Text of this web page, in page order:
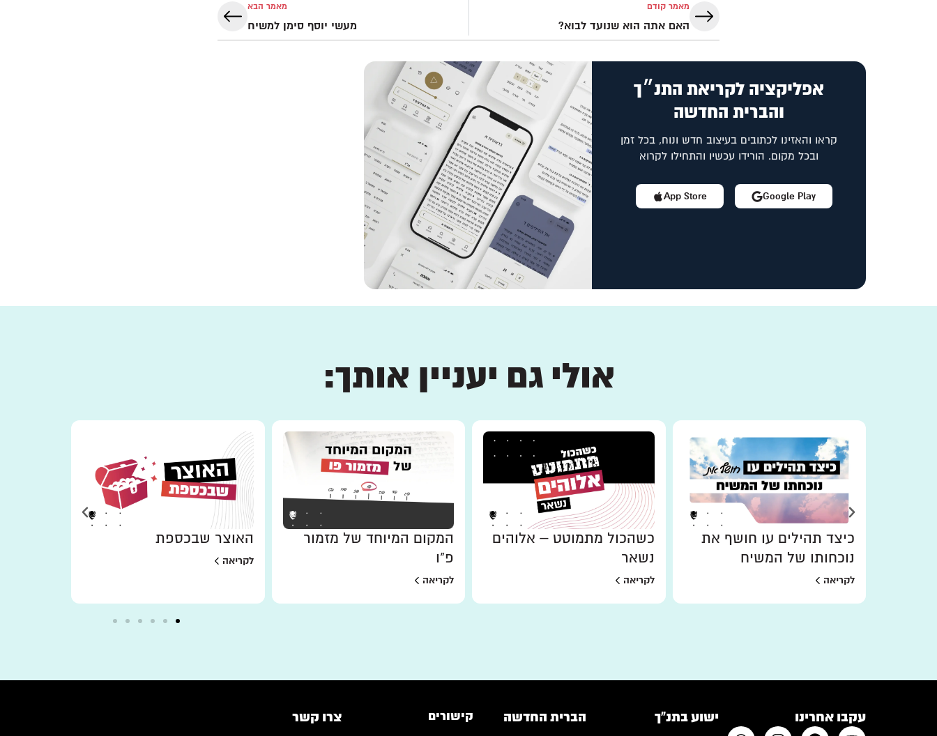
מאמר קודם
האם אתה הוא שנועד לבוא?
מאמר הבא
מעשי יוסף סימן למשיח
אפליקציה לקריאת התנ״ך
והברית החדשה
קראו והאזינו לכתובים בעיצוב חדש ונוח, בכל זמן
ובכל מקום. הורידו עכשיו והתחילו לקרוא
App Store Google Play
אולי גם יעניין אותך:
כיצד תהילים עו חושף את
נוכחותו של המשיח
לקריאה
כשהכול מתמוטט – אלוהים
נשאר
לקריאה
המקום המיוחד של מזמור
פ"ו
לקריאה
האוצר שבכספת
לקריאה
עקבו אחרינו ישוע בתנ"ך הברית החדשה קישורים צרו קשר